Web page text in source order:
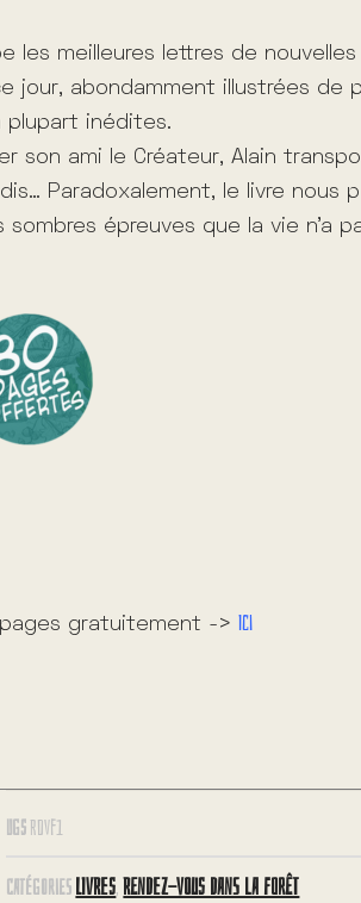
les meilleures lettres de nouvelles
jour, abondamment illustrées de
plupart inédites.
son ami le Créateur, Alain
Paradoxalement, le livre nous
épreuves que la vie n’a
gratuitement -> Ici
UGS RDVF1
CATÉGORIES LIVRES, RENDEZ-VOUS DANS LA FORÊT